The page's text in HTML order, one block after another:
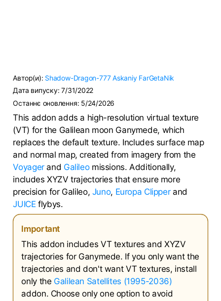
Автор(и): Shadow-Dragon-777 Askaniy FarGetaNik
Дата випуску:7/31/2022
Останнє оновлення: 5/24/2026
This addon adds a high-resolution virtual texture
(VT) for the Galilean moon Ganymede, which
replaces the default texture. Includes surface map
and normal map, created from imagery from the
Voyagerand Galileomissions. Additionally,
includes XYZV trajectories that ensure more
precision for Galileo, Juno, Europa Clipperand
JUICE flybys.
Important
This addon includes VT textures and XYZV
trajectories for Ganymede. If you only want the
trajectories and don't want VT textures, install
only the Galilean Satellites (1995-2036)
addon. Choose only one option to avoid